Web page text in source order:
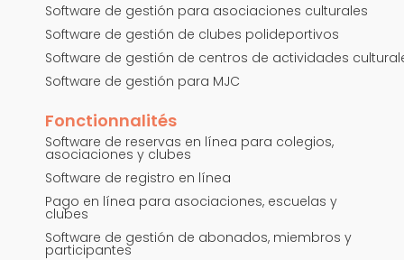
Software de gestión para asociaciones culturales
Software de gestión de clubes polideportivos
Software de gestión de centros de actividades
Software de gestión para MJC
Fonctionnalités
Software de reservas en línea para colegios,
asociaciones y clubes
Software de registro en línea
Pago en línea para asociaciones, escuelas y
clubes
Software de gestión de abonados, miembros y
participantes